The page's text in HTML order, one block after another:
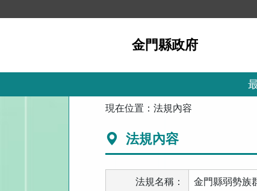
到
金門縣政府
現在位置：法規內容
法規內容
法規名稱： 金門縣弱勢族